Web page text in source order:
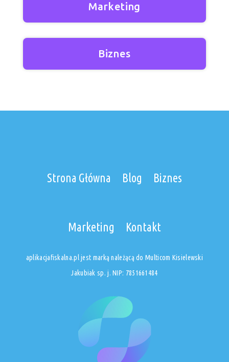
Marketing
Biznes
Strona Główna Blog Biznes
Marketing Kontakt
aplikacjafiskalna.pl jest marką należącą do Multicom Kisielewski
Jakubiak sp. j. NIP: 7851661484